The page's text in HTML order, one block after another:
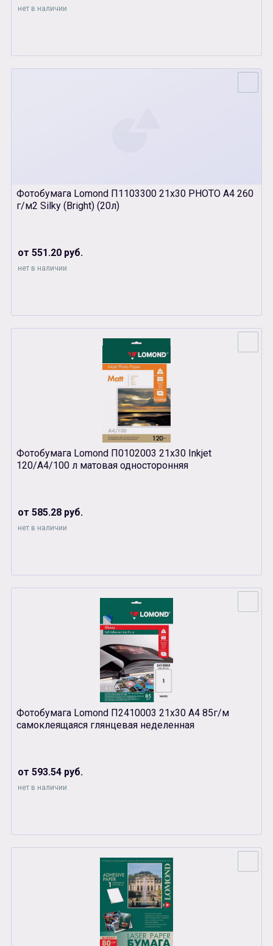
нет в наличии
Фотобумага Lomond П1103300 21х30 PHOTO А4 260
г/м2 Silky (Bright) (20л)
от 551.20 руб.
нет в наличии
Фотобумага Lomond П0102003 21х30 Inkjet
120/A4/100 л матовая односторонняя
от 585.28 руб.
нет в наличии
Фотобумага Lomond П2410003 21х30 А4 85г/м
самоклеящаяся глянцевая неделенная
от 593.54 руб.
нет в наличии